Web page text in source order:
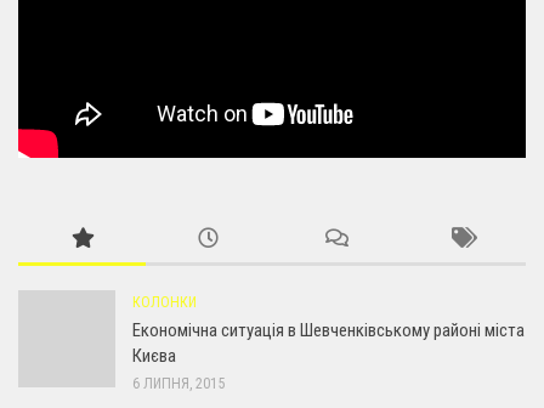
КОЛОНКИ
Економічна ситуація в Шевченківському районі міста
Києва
6 ЛИПНЯ, 2015